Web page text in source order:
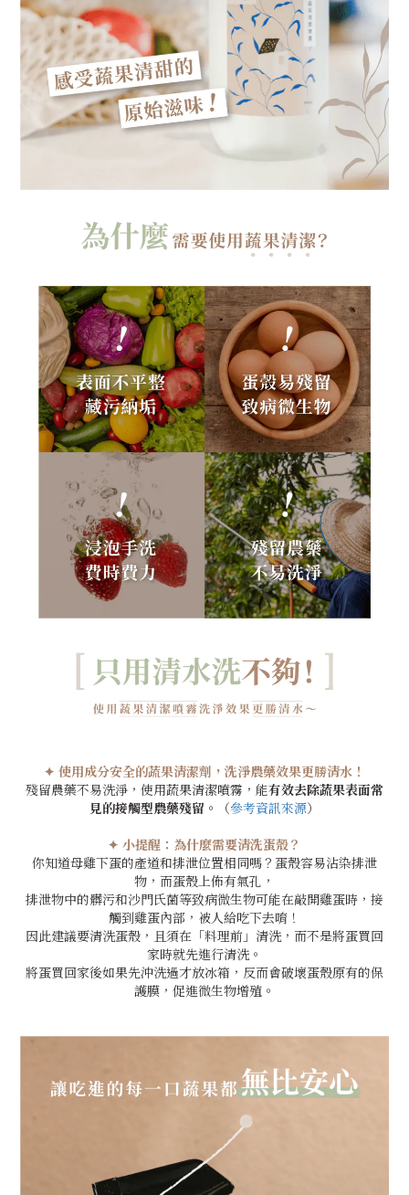
✦ 使用成分安全的蔬果清潔劑，洗淨農藥效果更勝清水！
殘留農藥不易洗淨，使用蔬果清潔噴霧，能有效去除蔬果表面常
見的接觸型農藥殘留。
（參考資訊來源）
✦ 小提醒： 為什麼需要清洗蛋殼？
你知道母雞下蛋的產道和排泄位置相同嗎？蛋殼容易沾染排泄
物，而蛋殼上佈有氣孔，
排泄物中的髒污和沙門氏菌等致病微生物可能在敲開雞蛋時，接
觸到雞蛋內部，被人給吃下去唷！
因此建議要清洗蛋殼，且須在「料理前」清洗，而不是將蛋買回
家時就先進行清洗。
將蛋買回家後如果先沖洗過才放冰箱，反而會破壞蛋殼原有的保
護膜，促進微生物增殖。